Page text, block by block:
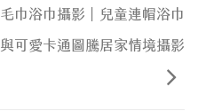
毛巾浴巾攝影｜兒童連帽浴巾
與可愛卡通圖騰居家情境攝影